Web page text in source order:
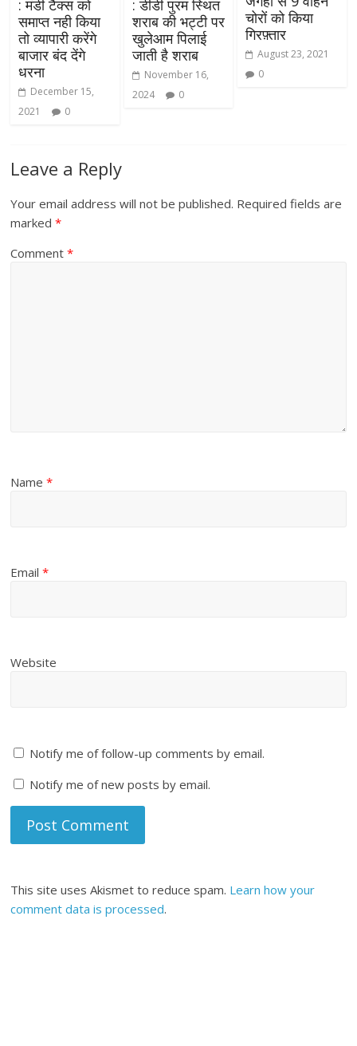
: मंडी टैक्स को
समाप्त नही किया
तो व्यापारी करेंगे
बाजार बंद देंगे
धरना
December 15,
2021
0
: डीडी पुरम स्थित
शराब की भट्टी पर
खुलेआम पिलाई
जाती है शराब
November 16,
2024
0
चोरों को किया
गिरफ़्तार
August 23, 2021
0
Leave a Reply
Your email address will not be published. Required fields are
marked*
Comment*
Name*
Email*
Website
Notify me of follow-up comments by email.
Notify me of new posts by email.
This site uses Akismet to reduce spam. Learn how your
comment data is processed.